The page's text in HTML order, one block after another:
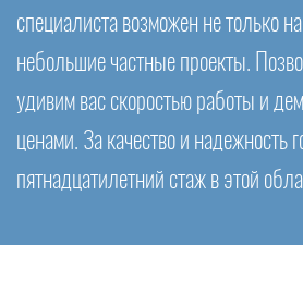
специалиста возможен не только
небольшие частные проекты.
удивим вас скоростью работы и
ценами. За качество и надежность
пятнадцатилетний стаж в этой